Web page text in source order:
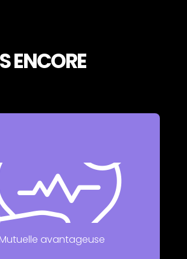
ENCORE
Mutuelle avantageuse
jusqu’à 70% pour vos soins.